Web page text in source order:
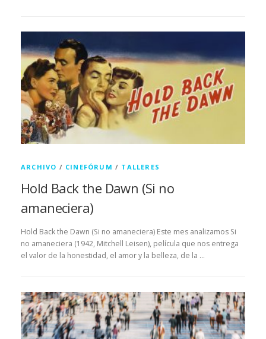
ARCHIVO / CINEFÓRUM / TALLERES
Hold Back the Dawn (Si no
amaneciera)
Hold Back the Dawn (Si no amaneciera) Este mes analizamos Si
no amaneciera (1942, Mitchell Leisen), película que nos entrega
el valor de la honestidad, el amor y la belleza, de la …